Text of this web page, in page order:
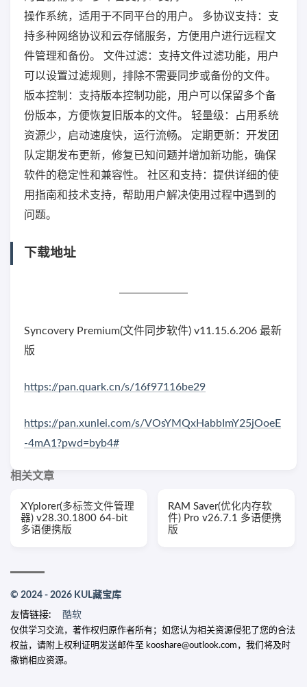
操作系统，适用于不同平台的用户。 多协议支持：支
持多种网络协议和云存储服务，方便用户进行远程文
件管理和备份。 文件过滤：支持文件过滤功能，用户
可以设置过滤规则，排除不需要同步或备份的文件。
版本控制：支持版本控制功能，用户可以保留多个备
份版本，方便恢复旧版本的文件。 轻量级：占用系统
资源少，启动速度快，运行流畅。 定期更新：开发团
队定期发布更新，修复已知问题并增加新功能，确保
软件的稳定性和兼容性。 社区和支持：提供详细的使
用指南和技术支持，帮助用户解决使用过程中遇到的
问题。
下载地址
Syncovery Premium(文件同步软件) v11.15.6.206 最新
版
https://pan.quark.cn/s/16f97116be29
https://pan.xunlei.com/s/VOsYMQxHabbImY25jOoeE
-4mA1?pwd=byb4#
相关文章
XYplorer(多标签文件管理
器) v28.30.1800 64-bit
多语便携版
RAM Saver(优化内存软
件) Pro v26.7.1 多语便携
版
© 2024 - 2026 KUL藏宝库
友情链接: 酷软
仅供学习交流，著作权归原作者所有；如您认为相关资源侵犯了您的合法
权益，请附上权利证明发送邮件至 kooshare@outlook.com，我们将及时
撤销相应资源。